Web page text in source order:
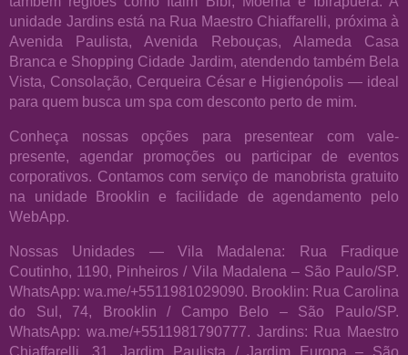
unidade Jardins está na Rua Maestro Chiaffarelli, próxima à
Avenida Paulista, Avenida Rebouças, Alameda Casa
Branca e Shopping Cidade Jardim, atendendo também Bela
Vista, Consolação, Cerqueira César e Higienópolis — ideal
para quem busca um spa com desconto perto de mim.
Conheça nossas opções para presentear com vale-
presente, agendar promoções ou participar de eventos
corporativos. Contamos com serviço de manobrista gratuito
na unidade Brooklin e facilidade de agendamento pelo
WebApp.
Nossas Unidades — Vila Madalena: Rua Fradique
Coutinho, 1190, Pinheiros / Vila Madalena – São Paulo/SP.
WhatsApp: wa.me/+5511981029090. Brooklin: Rua Carolina
do Sul, 74, Brooklin / Campo Belo – São Paulo/SP.
WhatsApp: wa.me/+5511981790777. Jardins: Rua Maestro